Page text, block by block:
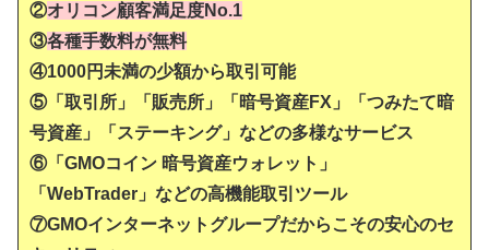
②オリコン顧客満足度No.1
③各種手数料が無料
④1000円未満の少額から取引可能
⑤「取引所」「販売所」「暗号資産FX」「つみたて暗
号資産」「ステーキング」などの多様なサービス
⑥「GMOコイン 暗号資産ウォレット」
「WebTrader」などの高機能取引ツール
⑦GMOインターネットグループだからこその安心のセ